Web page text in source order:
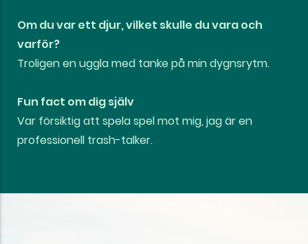
Om du var ett djur, vilket skulle du vara och
varför?
Troligen en uggla med tanke på min dygnsrytm.
Fun fact om dig själv
Var försiktig att spela spel mot mig, jag är en
professionell trash-talker.